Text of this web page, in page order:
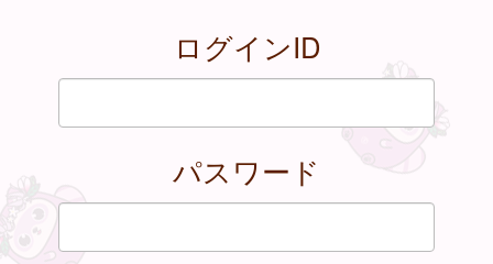
ログインID
パスワード